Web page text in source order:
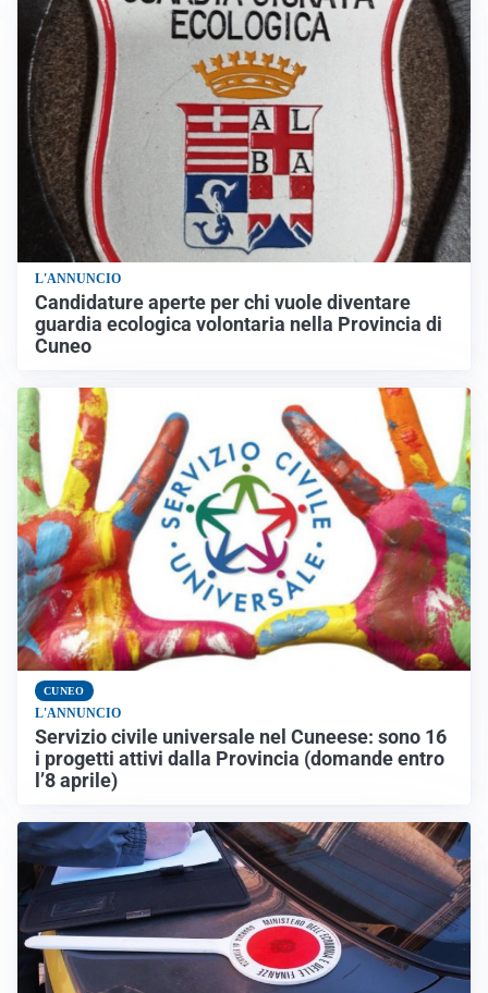
L'ANNUNCIO
Candidature aperte per chi vuole diventare
guardia ecologica volontaria nella Provincia di
Cuneo
CUNEO
L'ANNUNCIO
Servizio civile universale nel Cuneese: sono 16
i progetti attivi dalla Provincia (domande entro
l’8 aprile)